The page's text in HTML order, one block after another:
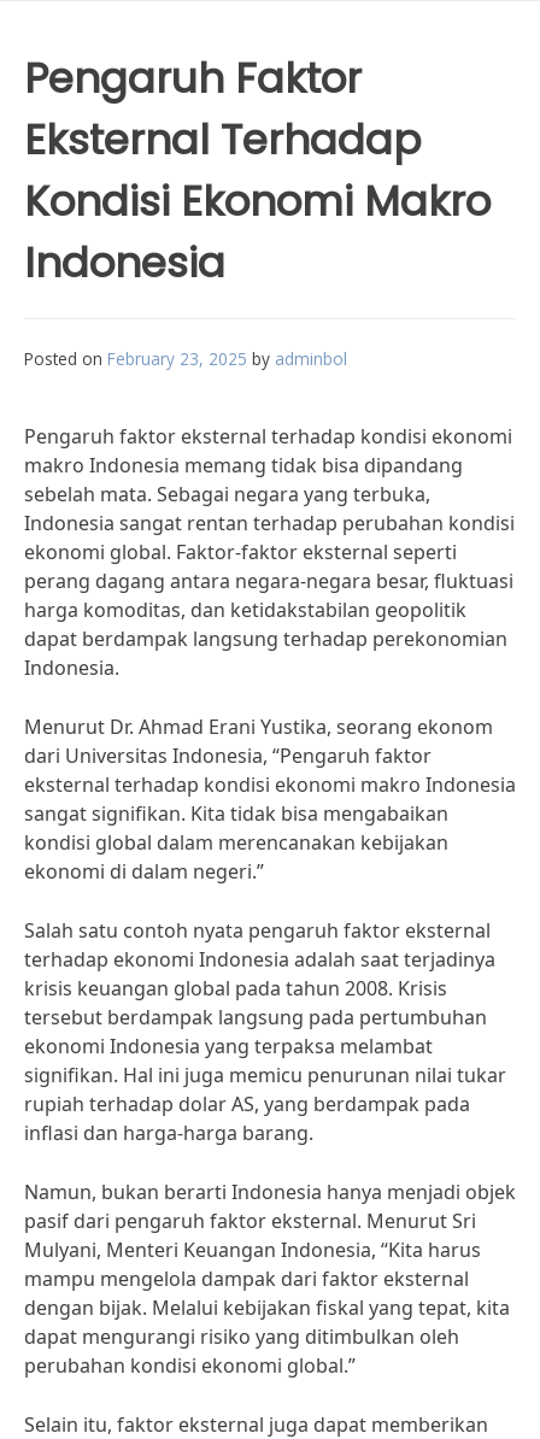
Pengaruh Faktor
Eksternal Terhadap
Kondisi Ekonomi Makro
Indonesia
Posted on February 23, 2025 by adminbol
Pengaruh faktor eksternal terhadap kondisi ekonomi
makro Indonesia memang tidak bisa dipandang
sebelah mata. Sebagai negara yang terbuka,
Indonesia sangat rentan terhadap perubahan kondisi
ekonomi global. Faktor-faktor eksternal seperti
perang dagang antara negara-negara besar, fluktuasi
harga komoditas, dan ketidakstabilan geopolitik
dapat berdampak langsung terhadap perekonomian
Indonesia.
Menurut Dr. Ahmad Erani Yustika, seorang ekonom
dari Universitas Indonesia, “Pengaruh faktor
eksternal terhadap kondisi ekonomi makro Indonesia
sangat signifikan. Kita tidak bisa mengabaikan
kondisi global dalam merencanakan kebijakan
ekonomi di dalam negeri.”
Salah satu contoh nyata pengaruh faktor eksternal
terhadap ekonomi Indonesia adalah saat terjadinya
krisis keuangan global pada tahun 2008. Krisis
tersebut berdampak langsung pada pertumbuhan
ekonomi Indonesia yang terpaksa melambat
signifikan. Hal ini juga memicu penurunan nilai tukar
rupiah terhadap dolar AS, yang berdampak pada
inflasi dan harga-harga barang.
Namun, bukan berarti Indonesia hanya menjadi objek
pasif dari pengaruh faktor eksternal. Menurut Sri
Mulyani, Menteri Keuangan Indonesia, “Kita harus
mampu mengelola dampak dari faktor eksternal
dengan bijak. Melalui kebijakan fiskal yang tepat, kita
dapat mengurangi risiko yang ditimbulkan oleh
perubahan kondisi ekonomi global.”
Selain itu, faktor eksternal juga dapat memberikan